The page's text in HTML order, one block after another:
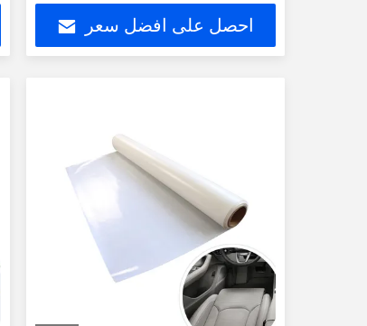
احصل على افضل سعر